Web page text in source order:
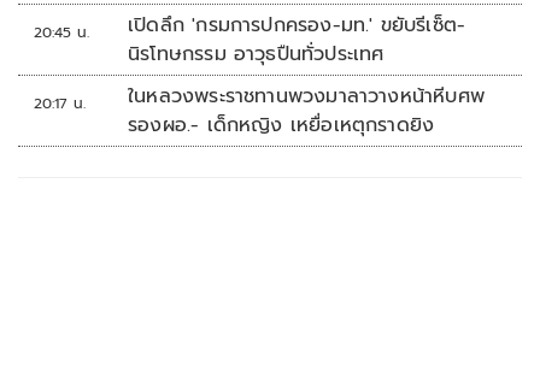
20:45 น.
เปิดลึก 'กรมการปกครอง-มท.' ขยับรีเซ็ต-
นิรโทษกรรม อาวุธปืนทั่วประเทศ
20:17 น.
ในหลวงพระราชทานพวงมาลาวางหน้าหีบศพ
รองผอ.- เด็กหญิง เหยื่อเหตุกราดยิง